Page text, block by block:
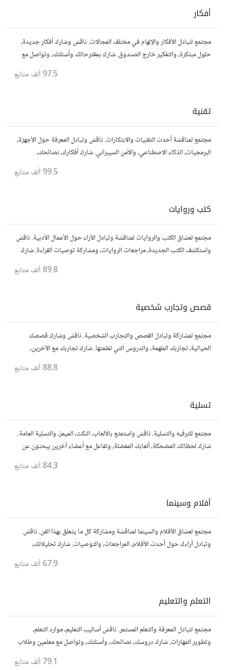
أفكار
مجتمع لتبادل الأفكار والإلهام في مختلف المجالات. ناقش وشارك أفكار جديدة،
حلول مبتكرة، والتفكير خارج الصندوق. شارك بمقترحاتك وأسئلتك، وتواصل مع
97.5 ألف متابع
تقنية
مجتمع لمناقشة أحدث التقنيات والابتكارات. ناقش وتبادل المعرفة حول الأجهزة،
البرمجيات، الذكاء الاصطناعي، والأمن السيبراني. شارك أفكارك، نصائحك،
99.5 ألف متابع
كتب وروايات
مجتمع لعشاق الكتب والروايات لمناقشة وتبادل الآراء حول الأعمال الأدبية. ناقش
واستكشف الكتب الجديدة، مراجعات الروايات، ومشاركة توصيات القراءة. شارك
89.8 ألف متابع
قصص وتجارب شخصية
مجتمع لمشاركة وتبادل القصص والتجارب الشخصية. ناقش وشارك قصصك
الحياتية، تجاربك الملهمة، والدروس التي تعلمتها. شارك تجاربك مع الآخرين،
88.8 ألف متابع
تسلية
مجتمع للترفيه والتسلية. ناقش واستمتع بالألعاب، النكت، الميمز، والتسلية العامة.
شارك لحظاتك المضحكة، ألعابك المفضلة، وتفاعل مع أعضاء آخرين يبحثون عن
84.3 ألف متابع
أفلام وسينما
مجتمع لعشاق الأفلام والسينما لمناقشة ومشاركة كل ما يتعلق بهذا الفن. ناقش
وتبادل آراءك حول أحدث الأفلام، المراجعات، والتوصيات. شارك تحليلاتك،
قصصك، واستمتع بنقاشات حول الأفلام والمخرجين والسيناريوهات.
67.9 ألف متابع
التعلم والتعليم
مجتمع لتبادل المعرفة والتعلم المستمر. ناقش أساليب التعليم، موارد التعلم،
وتطوير المهارات. شارك دروسك، نصائحك، وأسئلتك، وتواصل مع معلمين وطلاب
79.1 ألف متابع